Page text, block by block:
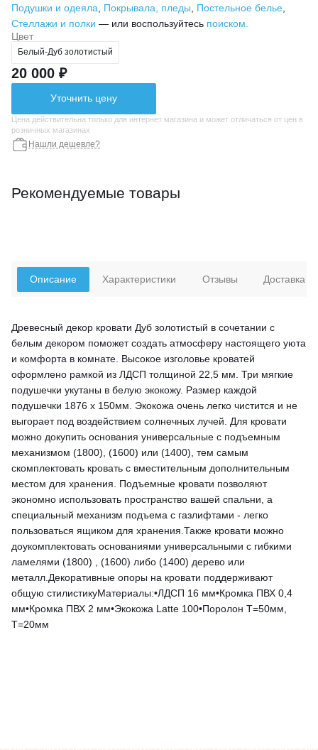
Подушки и одеяла
Покрывала, пледы Постельное белье
Стеллажи и полки — или воспользуйтесь поиском.
Цвет
Белый-Дуб золотистый
20 000 ₽
Уточнить цену
Цена действительна только для интернет магазина и может отличаться от цен в
розничных магазинах
Нашли дешевле?
Рекомендуемые товары
Описание
Древесный декор кровати Дуб золотистый в сочетании с
белым декором поможет создать атмосферу настоящего уюта
и комфорта в комнате. Высокое изголовье кроватей
оформлено рамкой из ЛДСП толщиной 22,5 мм. Три мягкие
подушечки укутаны в белую экокожу. Размер каждой
подушечки 1876 х 150мм. Экокожа очень легко чистится и не
выгорает под воздействием солнечных лучей. Для кровати
можно докупить основания универсальные с подъемным
механизмом (1800), (1600) или (1400), тем самым
скомплектовать кровать с вместительным дополнительным
местом для хранения. Подъемные кровати позволяют
экономно использовать пространство вашей спальни, а
специальный механизм подъема с газлифтами - легко
пользоваться ящиком для хранения.Также кровати можно
доукомплектовать основаниями универсальными с гибкими
ламелями (1800) , (1600) либо (1400) дерево или
металл.Декоративные опоры на кровати поддерживают
общую стилистикуМатериалы:•ЛДСП 16 мм•Кромка ПВХ 0,4
мм•Кромка ПВХ 2 мм•Экокожа Latte 100•Поролон Т=50мм,
Т=20мм
Характеристики Отзывы Доставка